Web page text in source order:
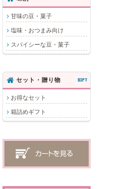
甘味の豆・菓子
塩味・おつまみ向け
スパイシーな豆・菓子
セット・贈り物 GIFT
お得なセット
箱詰めギフト